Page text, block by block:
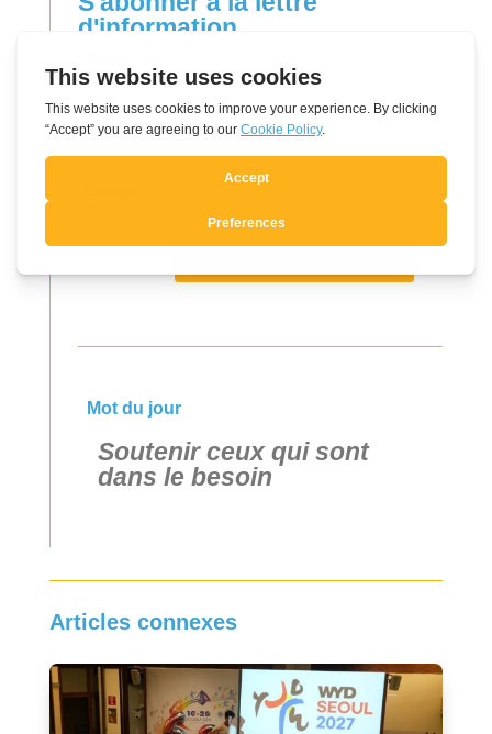
d'information
this
field
blank
Adresse électronique
Mot du jour
Soutenir ceux qui sont
dans le besoin
Articles connexes